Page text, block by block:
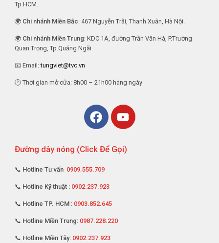
Tp.HCM.
🌍 Chi nhánh Miền Bắc: 467 Nguyễn Trãi, Thanh Xuân, Hà Nội.
🌍 Chi nhánh Miền Trung: KDC 1A, đường Trần Văn Hà, P.Trường
Quan Trọng, Tp.Quảng Ngãi.
📧 Email:tungviet@tvc.vn
🕐 Thời gian mở cửa: 8h00 – 21h00 hàng ngày
Đường dây nóng (Click Để Gọi)
📞 Hotline Tư vấn 0909.555.709
📞 Hotline Kỹ thuật : 0902.237.923
📞 Hotline TP. HCM : 0903.852.645
📞 Hotline Miền Trung: 0987.228.220
📞 Hotline Miền Tây: 0902.237.923